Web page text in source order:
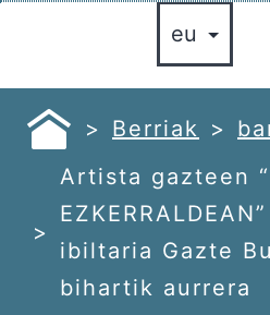
Berriak
Artista gazteen
ibiltaria Gazte
bihartik aurrera